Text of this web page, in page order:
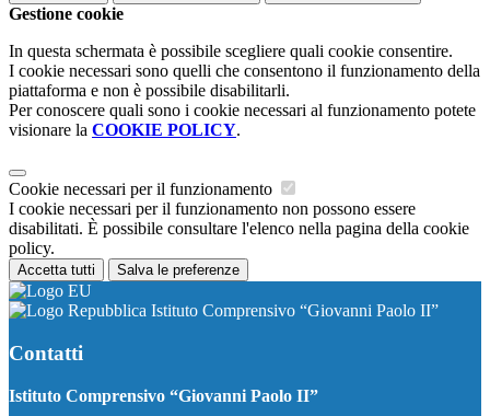
Gestione cookie
In questa schermata è possibile scegliere quali cookie consentire.
I cookie necessari sono quelli che consentono il funzionamento della
piattaforma e non è possibile disabilitarli.
Per conoscere quali sono i cookie necessari al funzionamento potete
visionare la COOKIE POLICY.
Cookie necessari per il funzionamento
I cookie necessari per il funzionamento non possono essere
disabilitati. È possibile consultare l'elenco nella pagina della cookie
policy.
Accetta tutti Salva le preferenze
Istituto Comprensivo “Giovanni Paolo II”
Contatti
Istituto Comprensivo “Giovanni Paolo II”